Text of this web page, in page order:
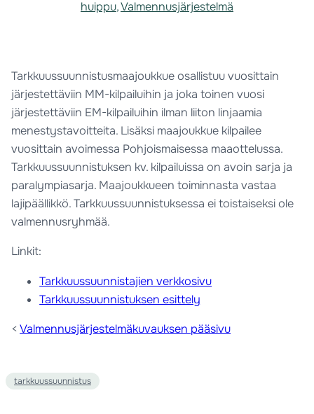
huippu, Valmennusjärjestelmä
Tarkkuussuunnistusmaajoukkue osallistuu vuosittain
järjestettäviin MM-kilpailuihin ja joka toinen vuosi
järjestettäviin EM-kilpailuihin ilman liiton linjaamia
menestystavoitteita. Lisäksi maajoukkue kilpailee
vuosittain avoimessa Pohjoismaisessa maaottelussa.
Tarkkuussuunnistuksen kv. kilpailuissa on avoin sarja ja
paralympiasarja. Maajoukkueen toiminnasta vastaa
lajipäällikkö. Tarkkuussuunnistuksessa ei toistaiseksi ole
valmennusryhmää.
Linkit:
Tarkkuussuunnistajien verkkosivu
Tarkkuussuunnistuksen esittely
<Valmennusjärjestelmäkuvauksen pääsivu
tarkkuussuunnistus